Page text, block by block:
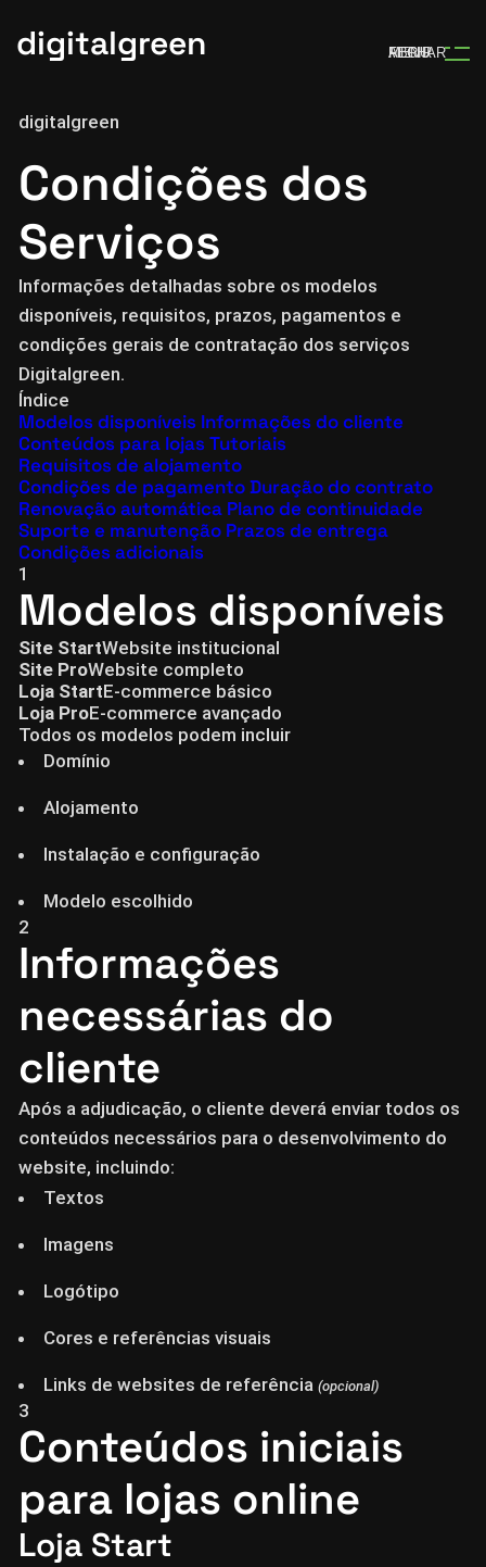
digitalgreen MENU
ABRIR
FECHAR
digitalgreen
Condições dos
Serviços
Informações detalhadas sobre os modelos
disponíveis, requisitos, prazos, pagamentos e
condições gerais de contratação dos serviços
Digitalgreen.
Índice
Modelos disponíveis Informações do cliente
Conteúdos para lojasTutoriais
Requisitos de alojamento
Condições de pagamentoDuração do contrato
Renovação automática Plano de continuidade
Suporte e manutenção Prazos de entrega
Condições adicionais
1
Modelos disponíveis
Site StartWebsite institucional
Site ProWebsite completo
Loja StartE-commerce básico
Loja ProE-commerce avançado
Todos os modelos podem incluir
Domínio
Alojamento
Instalação e configuração
Modelo escolhido
2
Informações
necessárias do
cliente
Após a adjudicação, o cliente deverá enviar todos os
conteúdos necessários para o desenvolvimento do
website, incluindo:
Textos
Imagens
Logótipo
Cores e referências visuais
Links de websites de referência (opcional)
3
Conteúdos iniciais
para lojas online
Loja Start